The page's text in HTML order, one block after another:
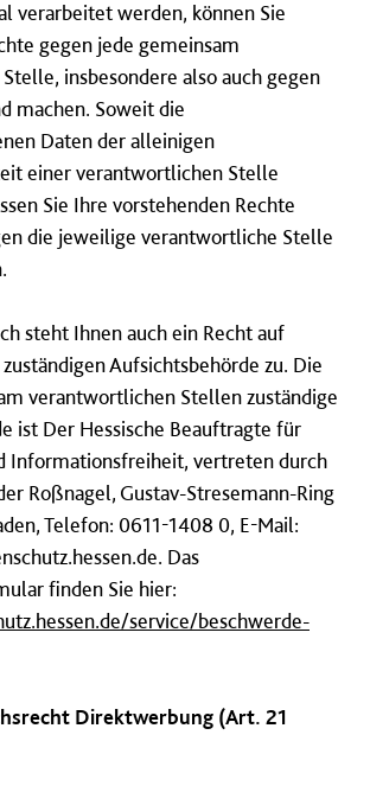
verarbeitet werden, können Sie
gegen jede gemeinsam
insbesondere also auch gegen
machen. Soweit die
Daten der alleinigen
einer verantwortlichen Stelle
Sie Ihre vorstehenden Rechte
die jeweilige verantwortliche Stelle
steht Ihnen auch ein Recht auf
Aufsichtsbehörde zu. Die
verantwortlichen Stellen zuständige
ist Der Hessische Beauftragte für
Informationsfreiheit, vertreten durch
Roßnagel, Gustav-Stresemann-Ring
Telefon: 0611-1408 0, E-Mail:
Das
finden Sie hier:
service/beschwerde-
Direktwerbung (Art. 21